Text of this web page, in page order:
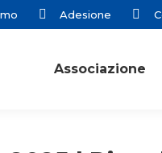
Adesione
Associazione